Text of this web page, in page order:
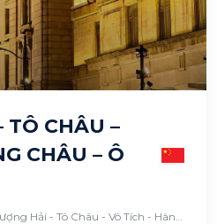
TÔ CHÂU –
CHÂU – Ô
- Tô Châu - Vô Tích - Hàng Châu - Ô Trấn)